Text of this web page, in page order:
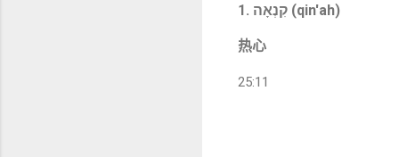
1. קִנְאָה (qin'ah)
热心
25:11